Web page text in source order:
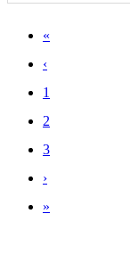
«
‹
1
2
3
›
»